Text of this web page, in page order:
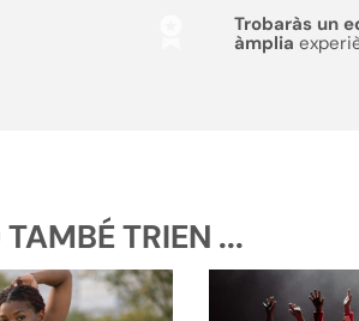
Trobaràs un
àmplia
TRIEN ...